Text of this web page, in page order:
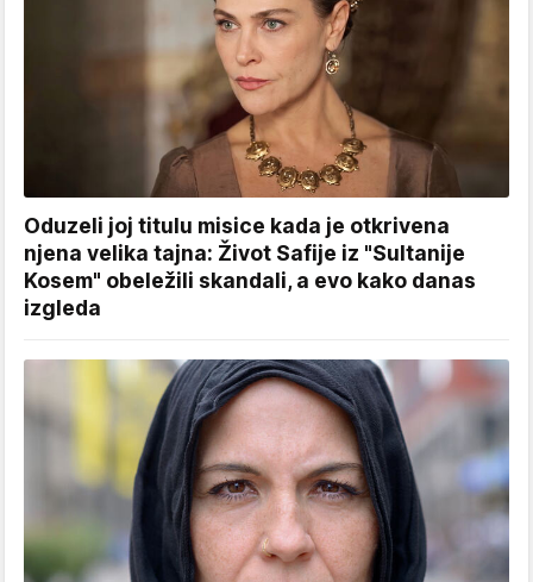
Oduzeli joj titulu misice kada je otkrivena
njena velika tajna: Život Safije iz "Sultanije
Kosem" obeležili skandali, a evo kako danas
izgleda